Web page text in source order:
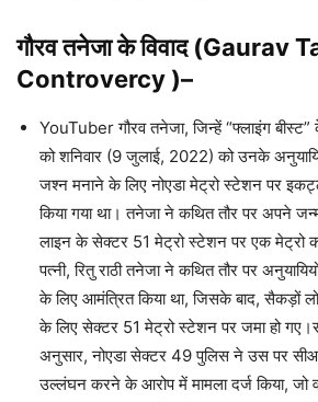
गौरव तनेजा के विवाद (Gaurav
Controvercy )–
YouTuber गौरव तनेजा, जिन्हें “फ्लाइंग बीस्ट”
को शनिवार (9 जुलाई, 2022) को उनके
जश्न मनाने के लिए नोएडा मेट्रो स्टेशन पर
किया गया था। तनेजा ने कथित तौर पर अपने
लाइन के सेक्टर 51 मेट्रो स्टेशन पर एक मेट्रो
पत्नी, रितु राठी तनेजा ने कथित तौर पर
के लिए आमंत्रित किया था, जिसके बाद, सैकड़ों
के लिए सेक्टर 51 मेट्रो स्टेशन पर जमा हो
अनुसार, नोएडा सेक्टर 49 पुलिस ने उस पर
उल्लंघन करने के आरोप में मामला दर्ज किया, जो